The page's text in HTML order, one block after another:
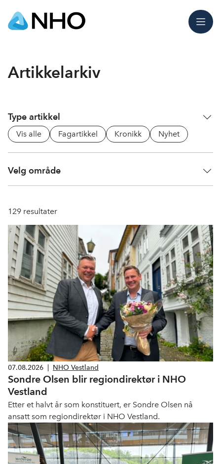
Meny
Artikkelarkiv
Type artikkel
Vis alle Fagartikkel Kronikk Nyhet
Velg område
129 resultater
07.08.2026 NHO Vestland
Sondre Olsen blir regiondirektør i NHO
Vestland
Etter et halvt år som konstituert, er Sondre Olsen nå
ansatt som regiondirektør i NHO Vestland.